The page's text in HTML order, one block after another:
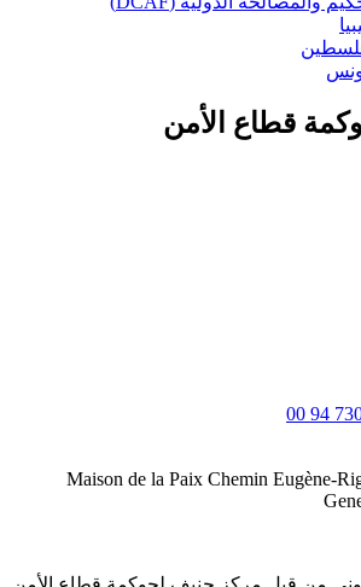
قطاع الأمن
Maison de la Paix Chemin Eugène-